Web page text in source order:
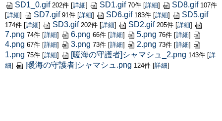
SD1_0.gif 202件 [詳細] SD1.gif 70件 [詳細] SD8.gif 107件
[詳細] SD7.gif 91件 [詳細] SD6.gif 183件 [詳細] SD5.gif
174件 [詳細] SD3.gif 202件 [詳細] SD2.gif 205件 [詳細]
7.png 74件 [詳細] 6.png 66件 [詳細] 5.png 76件 [詳細]
4.png 67件 [詳細] 3.png 73件 [詳細] 2.png 73件 [詳細]
1.png 75件 [詳細] [暖海の守護者]シャマシュ_2.png 143件 [詳
細] [暖海の守護者]シャマシュ.png 124件 [詳細]